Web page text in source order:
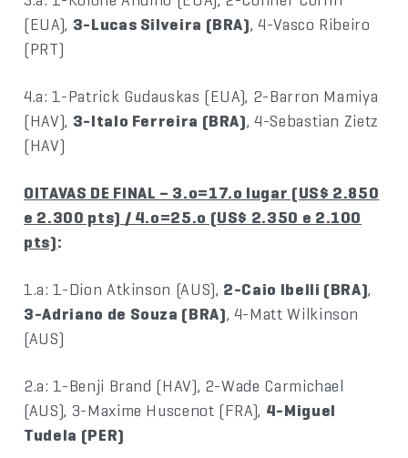
(EUA), 3-Lucas Silveira (BRA), 4-Vasco Ribeiro
(PRT)
4.a: 1-Patrick Gudauskas (EUA), 2-Barron Mamiya
(HAV), 3-Italo Ferreira (BRA), 4-Sebastian Zietz
(HAV)
OITAVAS DE FINAL – 3.o=17.o lugar (US$ 2.850
e 2.300 pts) / 4.o=25.o (US$ 2.350 e 2.100
pts):
1.a: 1-Dion Atkinson (AUS), 2-Caio Ibelli (BRA),
3-Adriano de Souza (BRA), 4-Matt Wilkinson
(AUS)
2.a: 1-Benji Brand (HAV), 2-Wade Carmichael
(AUS), 3-Maxime Huscenot (FRA), 4-Miguel
Tudela (PER)